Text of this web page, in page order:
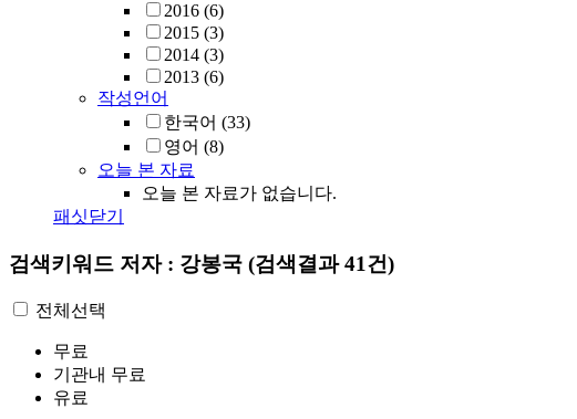
2016 (6)
2015 (3)
2014 (3)
2013 (6)
작성언어
한국어 (33)
영어 (8)
오늘 본 자료
오늘 본 자료가 없습니다.
패싯닫기
검색키워드 저자 : 강봉국 (검색결과 41건)
전체선택
무료
기관내 무료
유료